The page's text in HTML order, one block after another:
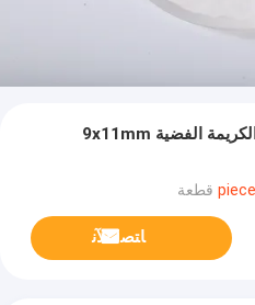
حجر الأمل 925 خواتم الأحجار الكريمة الفضية 9x11mm
ﺎﺘﺼﻟ ﺍﻶﻧ